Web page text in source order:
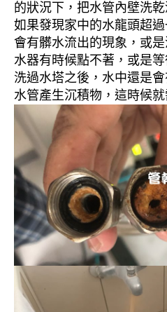
的狀況下，把水管內壁洗乾
如果發現家中的水龍頭超
會有髒水流出的現象，或
水器有時候點不著，或是
洗過水塔之後，水中還是
水管產生沉積物，這時候